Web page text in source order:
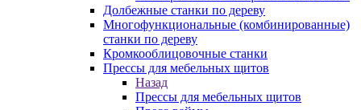
Долбежные станки по дереву
Многофункциональные (комбинированные)
станки по дереву
Кромкооблицовочные станки
Прессы для мебельных щитов
Назад
Прессы для мебельных щитов